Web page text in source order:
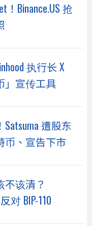
！Binance.US 抢
执行长 X
」宣传工具
遭股东
币、宣告下市
不该清？
对 BIP-110